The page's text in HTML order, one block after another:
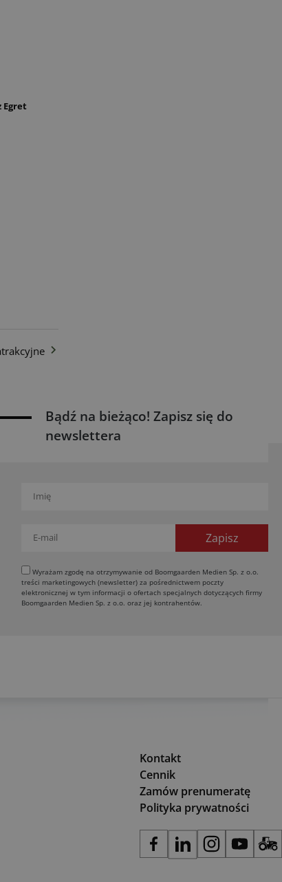
Egret
Bądź na bieżąco! Zapisz się do
newslettera
Wyrażam zgodę na otrzymywanie od Boomgaarden Medien Sp. z o.o.
treści marketingowych (newsletter) za pośrednictwem poczty
elektronicznej w tym informacji o ofertach specjalnych dotyczących firmy
Boomgaarden Medien Sp. z o.o. oraz jej kontrahentów.
Kontakt
Cennik
Zamów prenumeratę
Polityka prywatności